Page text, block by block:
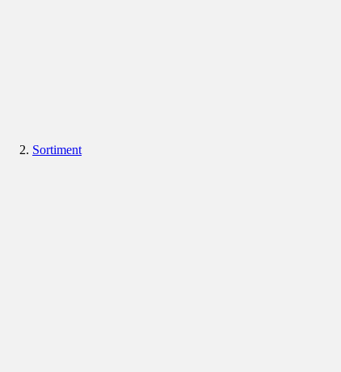
Sortiment